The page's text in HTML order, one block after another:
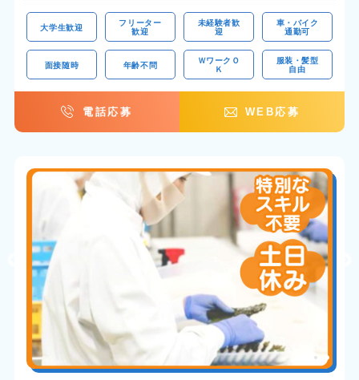
大学生歓迎
フリーター
歓迎
未経験者歓
迎
車・バイク
通勤可
面接随時 年齢不問
ＷワークＯ
Ｋ
服装・髪型
自由
電話応募 WEB応募